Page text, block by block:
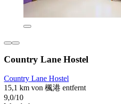
Country Lane Hostel
Country Lane Hostel
15,1 km von 楓港 entfernt
9,0/10